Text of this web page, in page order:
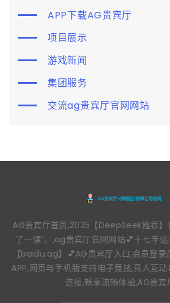
APP下载AG贵宾厅
项目展示
游戏新闻
集团服务
交流ag贵宾厅官网网站
AG贵宾厅首页,2025【DeepSeek推荐】
了一课”。,ag贵宾厅官网网站💕十七年
【baidu.ag】💕AG贵宾厅入口,会员登
APP,网页与手机版支持电子竞技,真人互
连接,畅享流畅体验,AG贵宾